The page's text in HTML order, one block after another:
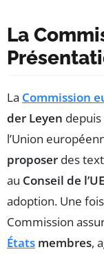
La
La Commission
der Leyen
l’Union
proposer des
au Conseil de l’UE
adoption. Une
Commission
États membres,